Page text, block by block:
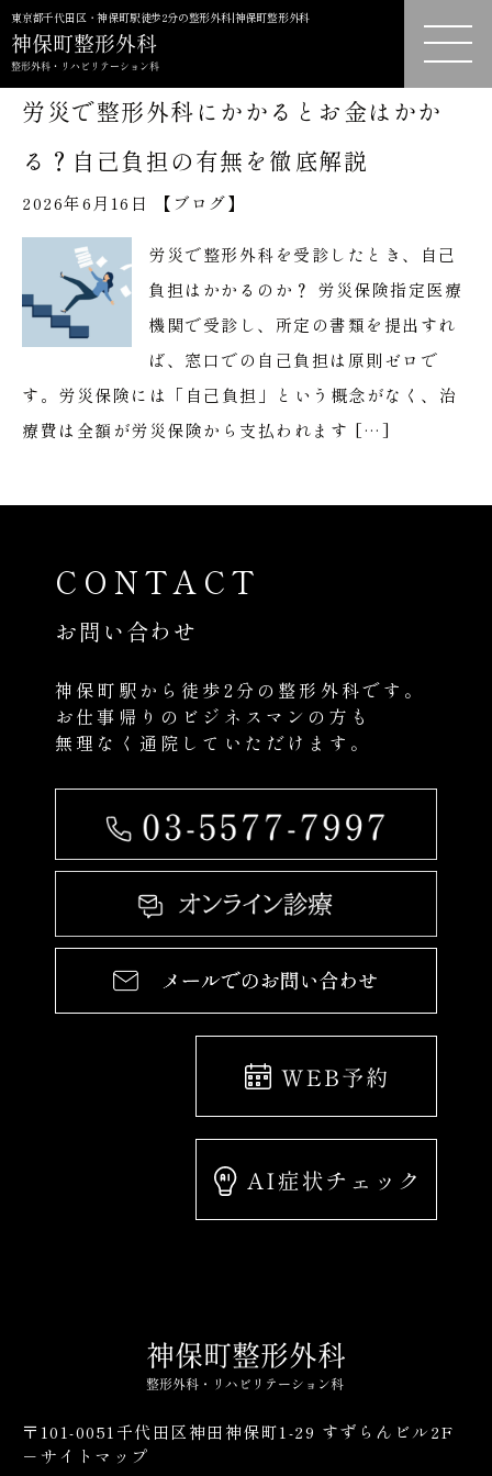
東京都千代田区・神保町駅徒歩2分の整形外科|神保町整形外科
労災で整形外科にかかるとお金はかか
る？自己負担の有無を徹底解説
2026年6月16日 【 ブログ】
労災で整形外科を受診したとき、自己
負担はかかるのか？ 労災保険指定医療
機関で受診し、所定の書類を提出すれ
ば、窓口での自己負担は原則ゼロで
す。労災保険には「自己負担」という概念がなく、治
療費は全額が労災保険から支払われます […]
CONTACT
お問い合わせ
神保町駅から徒歩2分の整形外科です。
お仕事帰りのビジネスマンの方も
無理なく通院していただけます。
〒101-0051千代田区神田神保町1-29 すずらんビル2F
－サイトマップ